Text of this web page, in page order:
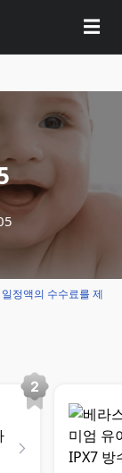
☰
정액의 수수료를 제